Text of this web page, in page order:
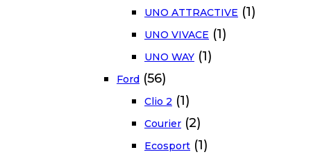
UNO ATTRACTIVE (1)
UNO VIVACE (1)
UNO WAY (1)
Ford (56)
Clio 2 (1)
Courier (2)
Ecosport (1)